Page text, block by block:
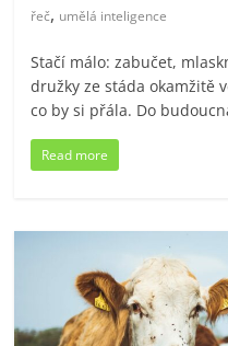
řeč, umělá inteligence
Stačí málo: zabučet,
družky ze stáda okamžitě
co by si přála. Do
Read more